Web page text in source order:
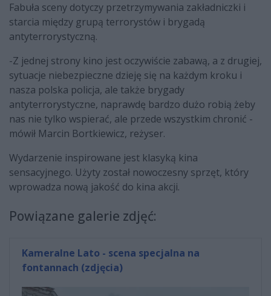
Fabuła sceny dotyczy przetrzymywania zakładniczki i
starcia między grupą terrorystów i brygadą
antyterrorystyczną.
-Z jednej strony kino jest oczywiście zabawą, a z drugiej,
sytuacje niebezpieczne dzieję się na każdym kroku i
nasza polska policja, ale także brygady
antyterrorystyczne, naprawdę bardzo dużo robią żeby
nas nie tylko wspierać, ale przede wszystkim chronić -
mówił Marcin Bortkiewicz, reżyser.
Wydarzenie inspirowane jest klasyką kina
sensacyjnego. Użyty został nowoczesny sprzęt, który
wprowadza nową jakość do kina akcji.
Powiązane galerie zdjęć:
Kameralne Lato - scena specjalna na
fontannach (zdjęcia)